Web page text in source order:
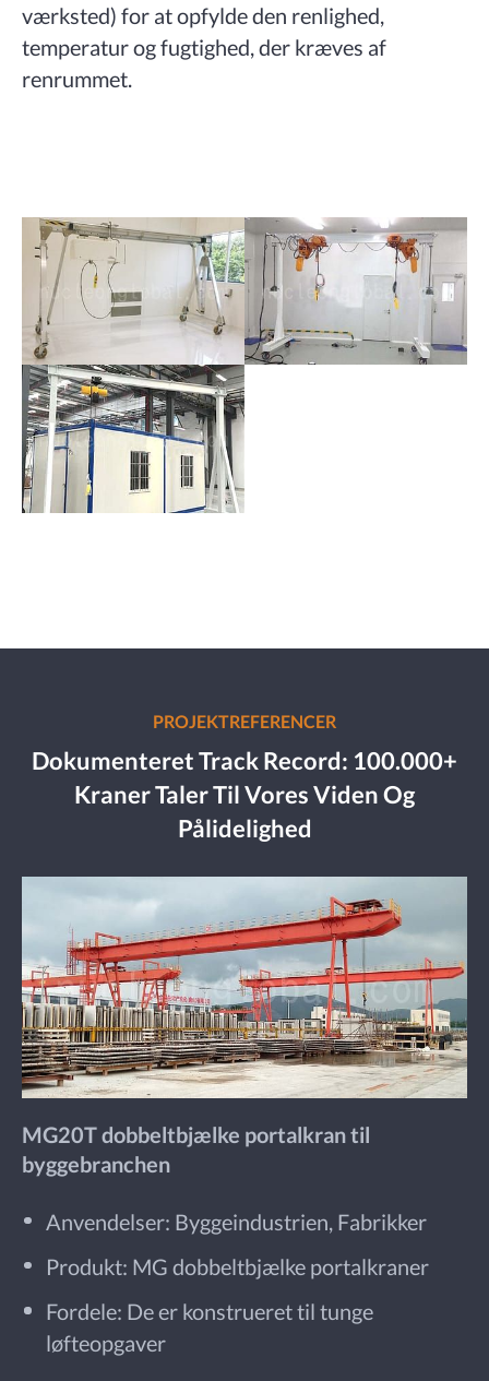
værksted) for at opfylde den renlighed,
temperatur og fugtighed, der kræves af
renrummet.
PROJEKTREFERENCER
Dokumenteret Track Record: 100.000+
Kraner Taler Til Vores Viden Og
Pålidelighed
MG20T dobbeltbjælke portalkran til
byggebranchen
Anvendelser: Byggeindustrien, Fabrikker
Produkt: MG dobbeltbjælke portalkraner
Fordele: De er konstrueret til tunge
løfteopgaver